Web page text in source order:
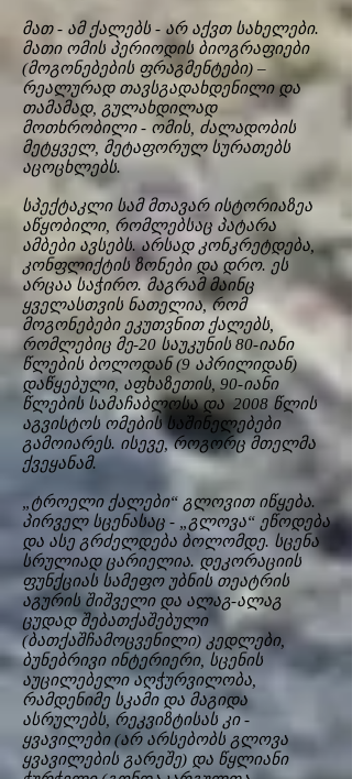
მათ - ამ ქალებს - არ აქვთ სახელები.
მათი ომის პერიოდის ბიოგრაფიები
(მოგონებების ფრაგმენტები) –
რეალურად თავსგადახდენილი და
თამამად, გულახდილად
მოთხრობილი - ომის, ძალადობის
მეტყველ, მეტაფორულ სურათებს
აცოცხლებს.
სპექტაკლი სამ მთავარ ისტორიაზეა
აწყობილი, რომლებსაც პატარა
ამბები ავსებს. არსად კონკრეტდება,
კონფლიქტის ზონები და დრო. ეს
არცაა საჭირო. მაგრამ მაინც
ყველასთვის ნათელია, რომ
მოგონებები ეკუთვნით ქალებს,
რომლებიც მე-20 საუკუნის 80-იანი
წლების ბოლოდან (9 აპრილიდან)
დაწყებული, აფხაზეთის, 90-იანი
წლების სამაჩაბლოსა და 2008 წლის
აგვისტოს ომების საშინელებები
გამოიარეს. ისევე, როგორც მთელმა
ქვეყანამ.
„ტროელი ქალები“ გლოვით იწყება.
პირველ სცენასაც - „გლოვა“ ეწოდება
და ასე გრძელდება ბოლომდე. სცენა
სრულიად ცარიელია. დეკორაციის
ფუნქციას სამეფო უბნის თეატრის
აგურის შიშველი და ალაგ-ალაგ
ცუდად შებათქაშებული
(ბათქაშჩამოცვენილი) კედლები,
ბუნებრივი ინტერიერი, სცენის
აუცილებელი აღჭურვილობა,
რამდენიმე სკამი და მაგიდა
ასრულებს, რეკვიზტისას კი -
ყვავილები (არ არსებობს გლოვა
ყვავილების გარეშე) და წყლიანი